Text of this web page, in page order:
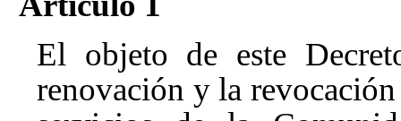
El objeto de este
renovación y la